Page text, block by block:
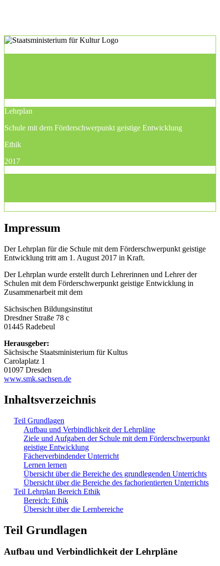
Lehrplan
Schule mit dem Förderschwerpunkt geistige Entwicklung
Ethik
2017
Impressum
Der Lehrplan für die Schule mit dem Förderschwerpunkt geistige
Entwicklung tritt am 1. August 2017 in Kraft.
Der Lehrplan wurde erstellt durch Lehrerinnen und Lehrer der
Schulen mit dem Förderschwerpunkt geistige Entwicklung in
Zusammenarbeit mit dem
Sächsischen Bildungsinstitut
Dresdner Straße 78 c
01445 Radebeul
Herausgeber:
Sächsische Staatsministerium für Kultus
Carolaplatz 1
01097 Dresden
www.smk.sachsen.de
Inhaltsverzeichnis
Teil Grundlagen
Aufbau und Verbindlichkeit der Lehrpläne
Ziele und Aufgaben der Schule mit dem Förderschwerpunkt
geistige Entwicklung
Fächerverbindender Unterricht
Lernen lernen
Übersicht über die Bereiche des grundlegenden Unterrichts
Übersicht über die Bereiche des fachorientierten Unterrichts
Teil Lehrplan Bereich Ethik
Bereich: Ethik
Übersicht über die Lernbereiche
Teil Grundlagen
Aufbau und Verbindlichkeit der Lehrpläne